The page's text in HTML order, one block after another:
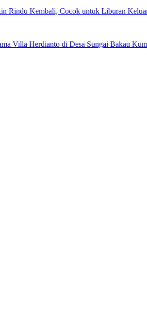
Rindu Kembali, Cocok untuk Liburan
Villa Herdianto di Desa Sungai Bakau